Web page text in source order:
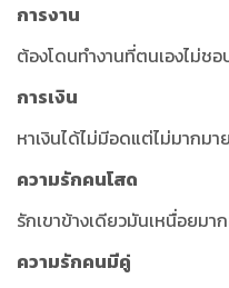
การงาน
ต้องโดนทำงานที่ตนเองไม่ช
การเงิน
หาเงินได้ไม่มีอดแต่ไม่มากมา
ความรักคนโสด
รักเขาข้างเดียวมันเหนื่อยมา
ความรักคนมีคู่